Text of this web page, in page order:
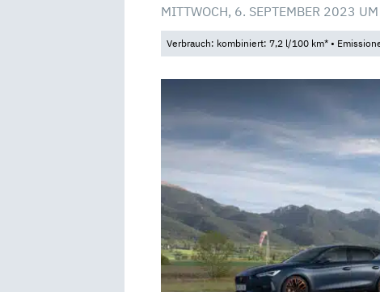
MITTWOCH, 6. SEPTEMBER 2023
Verbrauch: kombiniert: 7,2 l/100 km* •